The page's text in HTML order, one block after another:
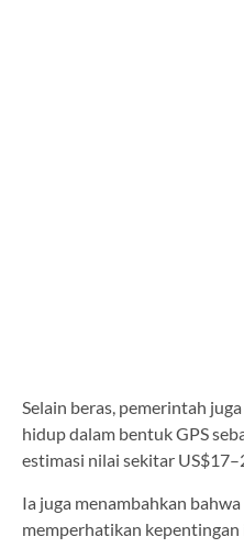
Selain beras, pemerintah
hidup dalam bentuk GPS
estimasi nilai sekitar
Ia juga menambahkan
memperhatikan kepentingan